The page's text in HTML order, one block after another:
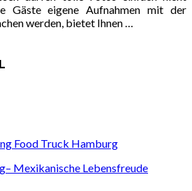
Gäste eigene Aufnahmen mit der
werden, bietet Ihnen …
Mexikanische Lebensfreude